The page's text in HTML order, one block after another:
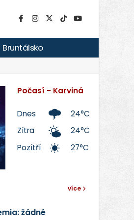
Bruntálsko
Počasí - Karviná
Dnes
24°C
Zítra
24°C
Pozítří
27°C
více
žádné